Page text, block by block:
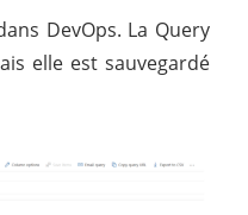
DevOps. La Query
elle est sauvegardé